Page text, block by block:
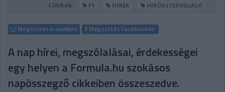
Címkék:
F1 HÍREK HÍRÖSSZEFOGLALÓ
Megosztás e-mailben Megosztás Facebookon
A nap hírei, megszólalásai, érdekességei
egy helyen a Formula.hu szokásos
napösszegző cikkeiben összeszedve.